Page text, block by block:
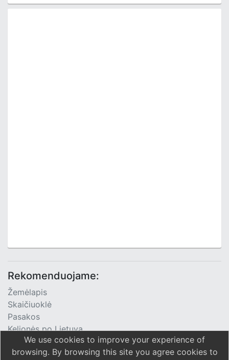
Rekomenduojame:
Žemėlapis
Skaičiuoklė
Pasakos
Kelionės po Lietuvą
TV Programa
We use cookies to improve your experience of
browsing. By browsing this site you agree cookies to